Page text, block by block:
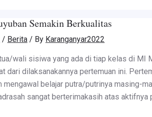
Semakin Berkualitas
/ Berita / By Karanganyar2022
wali sisiwa yang ada di tiap kelas di MI
dari dilaksanakannya pertemuan ini.
belajar putra/putrinya masing-
sangat berterimakasih atas aktifnya